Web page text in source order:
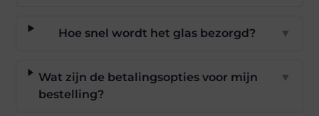
Hoe snel wordt het glas bezorgd? ▼
Wat zijn de betalingsopties voor mijn
bestelling?
▼